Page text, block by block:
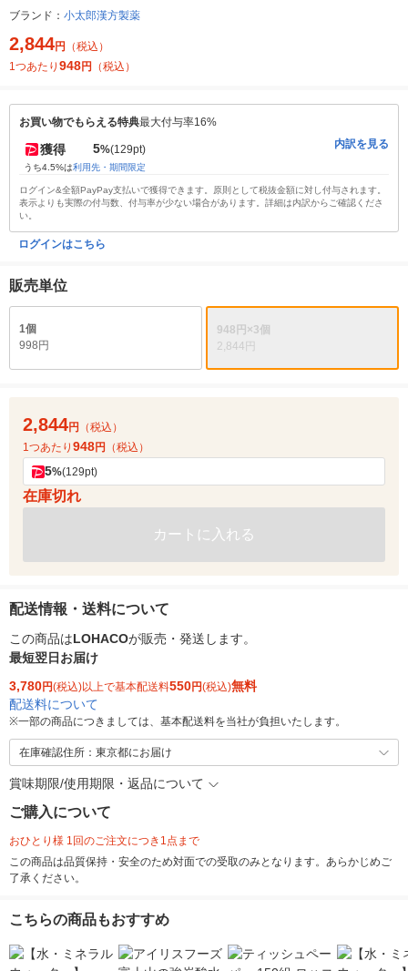
ブランド： 小太郎漢方製薬
2,844円
（税込）
1つあたり 948円 （税込）
お買い物でもらえる特典最大付与率16%
獲得 5%(129pt)
うち4.5%は利用先・期間限定
内訳を見る
ログイン&全額PayPay支払いで獲得できます。原則として税抜金額に対し付与されます。
表示よりも実際の付与数、付与率が少ない場合があります。詳細は内訳からご確認くださ
い。
ログインはこちら
販売単位
1個
998円
948円×3個
2,844円
2,844円
（税込）
1つあたり 948円 （税込）
5%(129pt)
在庫切れ
カートに入れる
配送情報・送料について
この商品はLOHACOが販売・発送します。
最短翌日お届け
3,780円(税込)以上で基本配送料550円(税込)無料
配送料について
※一部の商品につきましては、基本配送料を当社が負担いたします。
在庫確認住所：東京都にお届け
賞味期限/使用期限・返品について
ご購入について
おひとり様 1回のご注文につき1点まで
この商品は品質保持・安全のため対面での受取のみとなります。あらかじめご
了承ください。
こちらの商品もおすすめ